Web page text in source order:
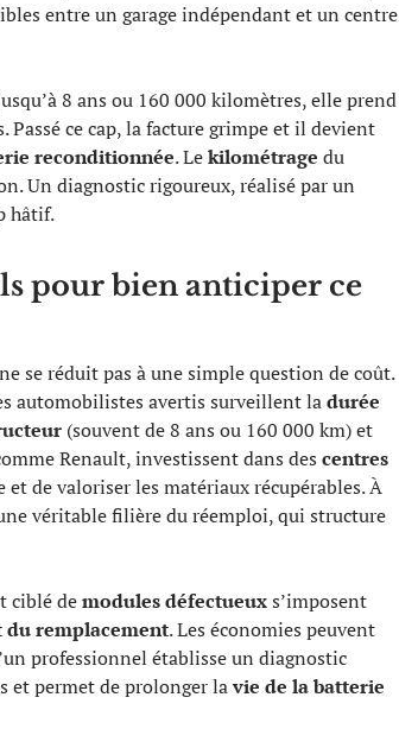
entre un garage indépendant et un centre
8 ans ou 160 000 kilomètres, elle prend
ce cap, la facture grimpe et il devient
reconditionnée. Lekilométrage du
Un diagnostic rigoureux, réalisé par un
hâtif.
pour bien anticiper ce
ne se réduit pas à une simple question de coût.
automobilistes avertis surveillent ladurée
(souvent de 8 ans ou 160 000 km) et
Renault, investissent dans des centres
de valoriser les matériaux récupérables. À
véritable filière du réemploi, qui structure
ciblé demodules défectueuxs’imposent
du remplacement. Les économies peuvent
professionnel établisse un diagnostic
et permet de prolonger lavie de la batterie